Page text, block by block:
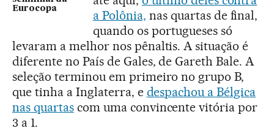
Eurocopa
a Polônia, nas quartas de final,
quando os portugueses só
levaram a melhor nos pênaltis. A situação é
diferente no País de Gales, de Gareth Bale. A
seleção terminou em primeiro no grupo B,
que tinha a Inglaterra, e despachou a Bélgica
nas quartascom uma convincente vitória por
3 a 1.